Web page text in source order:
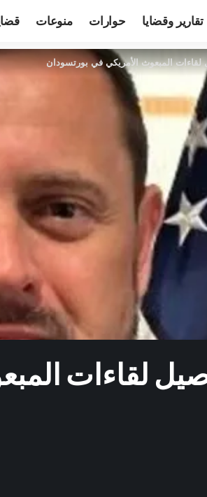
تقارير وقضايا حوارات منوعات
المبعوث الأمريكي في بورتسودان
لقاءات